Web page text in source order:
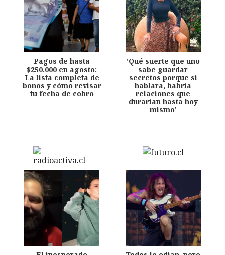
Pagos de hasta
$250.000 en agosto:
La lista completa de
bonos y cómo revisar
tu fecha de cobro
'Qué suerte que uno
sabe guardar
secretos porque si
hablara, habría
relaciones que
durarían hasta hoy
mismo'